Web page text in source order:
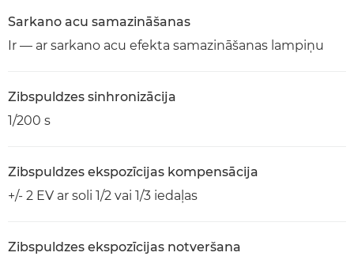
Sarkano acu samazināšanas
Ir — ar sarkano acu efekta samazināšanas lampiņu
Zibspuldzes sinhronizācija
1/200 s
Zibspuldzes ekspozīcijas kompensācija
+/- 2 EV ar soli 1/2 vai 1/3 iedaļas
Zibspuldzes ekspozīcijas notveršana